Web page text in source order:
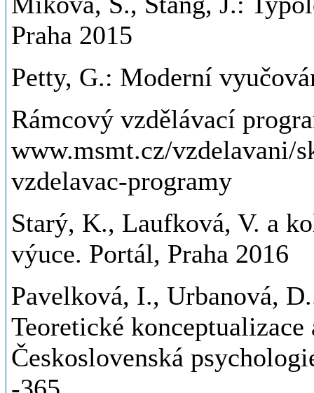
Praha 2015
Petty, G.: Moderní
Rámcový vzdělávací
www.msmt.cz/vzdelavani/
vzdelavac-programy
Starý, K., Laufková, V. a
výuce. Portál, Praha 2016
Pavelková, I., Urbanová,
Teoretické
Československá